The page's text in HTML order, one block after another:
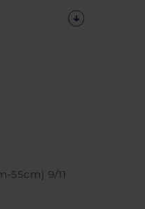
55cm) 9/11